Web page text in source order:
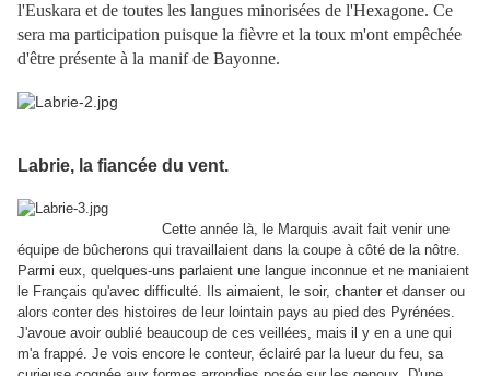
l'Euskara et de toutes les langues minorisées de l'Hexagone. Ce
sera ma participation puisque la fièvre et la toux m'ont empêchée
d'être présente à la manif de Bayonne.
Labrie, la fiancée du vent.
Cette année là, le Marquis avait fait venir une
équipe de bûcherons qui travaillaient dans la coupe à côté de la nôtre.
Parmi eux, quelques-uns parlaient une langue inconnue et ne maniaient
le Français qu'avec difficulté. Ils aimaient, le soir, chanter et danser ou
alors conter des histoires de leur lointain pays au pied des Pyrénées.
J'avoue avoir oublié beaucoup de ces veillées, mais il y en a une qui
m'a frappé. Je vois encore le conteur, éclairé par la lueur du feu, sa